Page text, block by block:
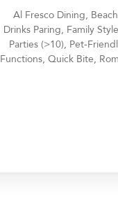
Al Fresco Dining,
Drinks Paring, Family
Parties (>10), Pet-
Functions, Quick Bite,